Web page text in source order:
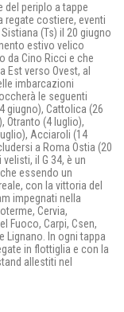
del periplo a tappe
regate costiere, eventi
(Ts) il 20 giugno
estivo velico
da Cino Ricci e che
Est verso Ovest, al
imbarcazioni
le seguenti
giugno), Cattolica (26
Otranto (4 luglio),
Acciaroli (14
a Roma Ostia (20
il G 34, è un
essendo un
con la vittoria del
impegnati nella
Cervia,
Fuoco, Carpi, Csen,
e Lignano. In ogni tappa
in flottiglia e con la
allestiti nel